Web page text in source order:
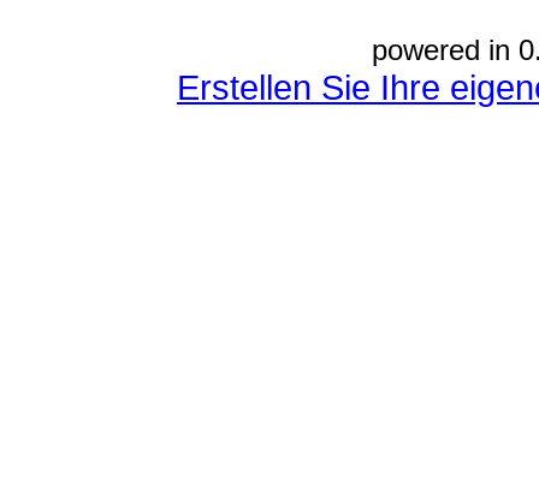
powered in
Erstellen Sie Ihre